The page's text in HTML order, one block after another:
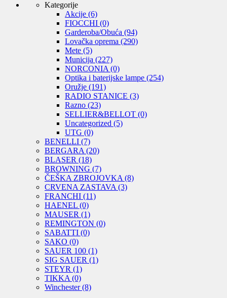
Kategorije
Akcije (6)
FIOCCHI (0)
Garderoba/Obuća (94)
Lovačka oprema (290)
Mete (5)
Municija (227)
NORCONIA (0)
Optika i baterijske lampe (254)
Oružje (191)
RADIO STANICE (3)
Razno (23)
SELLIER&BELLOT (0)
Uncategorized (5)
UTG (0)
BENELLI (7)
BERGARA (20)
BLASER (18)
BROWNING (7)
ČEŠKA ZBROJOVKA (8)
CRVENA ZASTAVA (3)
FRANCHI (11)
HAENEL (0)
MAUSER (1)
REMINGTON (0)
SABATTI (0)
SAKO (0)
SAUER 100 (1)
SIG SAUER (1)
STEYR (1)
TIKKA (0)
Winchester(8)